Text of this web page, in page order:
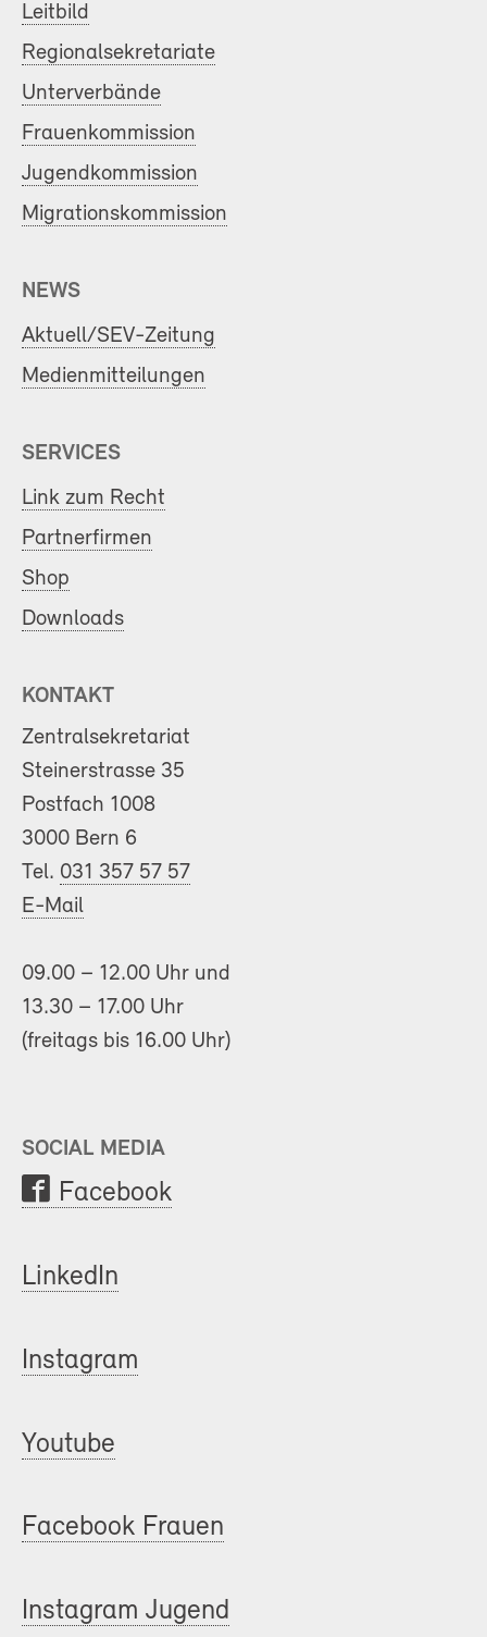
Leitbild
Regionalsekretariate
Unterverbände
Frauenkommission
Jugendkommission
Migrationskommission
NEWS
Aktuell/SEV-Zeitung
Medienmitteilungen
SERVICES
Link zum Recht
Partnerfirmen
Shop
Downloads
KONTAKT
Zentralsekretariat
Steinerstrasse 35
Postfach 1008
3000 Bern 6
Tel. 031 357 57 57
E-Mail
09.00 – 12.00 Uhr und
13.30 – 17.00 Uhr
(freitags bis 16.00 Uhr)
SOCIAL MEDIA
Facebook
LinkedIn
Instagram
Youtube
Facebook Frauen
Instagram Jugend